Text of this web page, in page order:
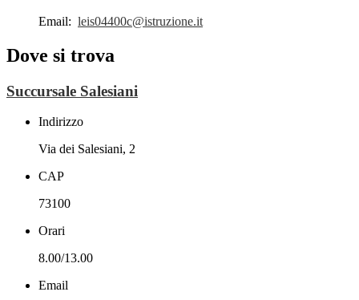
Email: leis04400c@istruzione.it
Dove si trova
Succursale Salesiani
Indirizzo
Via dei Salesiani, 2
CAP
73100
Orari
8.00/13.00
Email